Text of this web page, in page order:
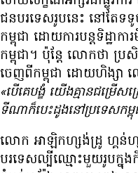
ជន​បរទេស​រូប​នេះ នៅ​តែ​ទ
កម្ពុជា ដោយ​ការ​បន្ត​ទិដ្ឋា
កម្ពុជា។ ប៉ុន្តែ លោក​ថា ប្រ
ចេញ​ពី​កម្ពុជា ដោយ​ហិង្សា
«បើ​គេ​បង្ខំ យើង​គ្មាន​ជម្រើ
ទីណា​ក៏​បេះដូង​នៅ​ប្រទេស​កម្
លោក អាឡិកហ្សង់ដ្រូ ហ្គន់
បរទេស​ល្បី​ឈ្មោះ​មួយ​រូប​ក្នុង​កិ